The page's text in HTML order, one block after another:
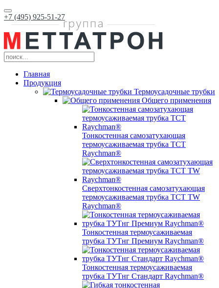
+7 (495) 925-51-27
Главная
Продукция
Термоусадочные трубки
Общего применения
Тонкостенная самозатухающая
термоусаживаемая трубка ТCT
Raychman®
Сверхтонкостенная самозатухающая
термоусаживаемая трубка ТCT TW
Raychman®
Тонкостенная термоусаживаемая
трубка ТУТнг Премиум Raychman®
Тонкостенная термоусаживаемая
трубка ТУТнг Стандарт Raychman®